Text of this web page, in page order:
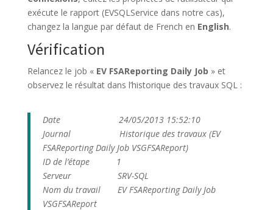
exécute le rapport (EVSQLService dans notre cas),
changez la langue par défaut de French en English.
Vérification
Relancez le job « EV FSAReporting Daily Job » et
observez le résultat dans l’historique des travaux SQL :
Date 24/05/2013 15:52:10
Journal Historique des travaux (EV
FSAReporting Daily Job VSGFSAReport)
ID de l’étape 1
Serveur SRV-SQL
Nom du travail EV FSAReporting Daily Job
VSGFSAReport